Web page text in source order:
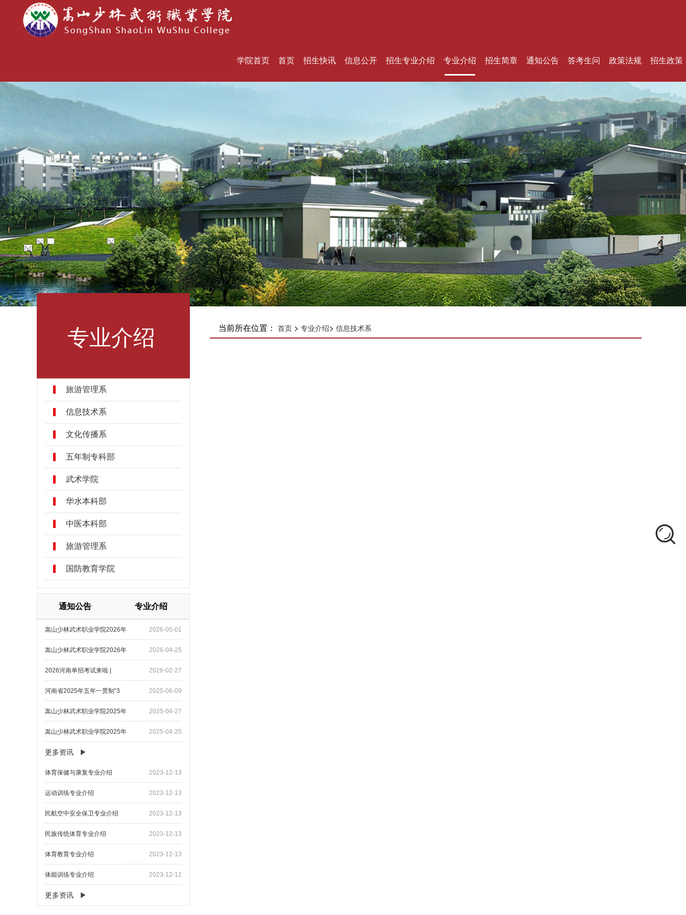
学院首页 首页 招生快讯 信息公开 招生专业介绍 专业介绍 招生简章 通知公告 答考生问 政策法规 招生政策
专业介绍
旅游管理系
信息技术系
文化传播系
五年制专科部
武术学院
华水本科部
中医本科部
旅游管理系
国防教育学院
通知公告 专业介绍
2026-05-01
嵩山少林武术职业学院2026年
2026-04-25
嵩山少林武术职业学院2026年
2026-02-27
2026河南单招考试来啦 |
2025-06-09
河南省2025年五年一贯制“3
2025-04-27
嵩山少林武术职业学院2025年
2025-04-25
嵩山少林武术职业学院2025年
更多资讯
2023-12-13
​体育保健与康复专业介绍
2023-12-13
​运动训练专业介绍
2023-12-13
​民航空中安全保卫专业介绍
2023-12-13
民族传统体育专业介绍
2023-12-13
体育教育专业介绍
2023-12-12
体能训练专业介绍
更多资讯
当前所在位置： 首页> 专业介绍> 信息技术系